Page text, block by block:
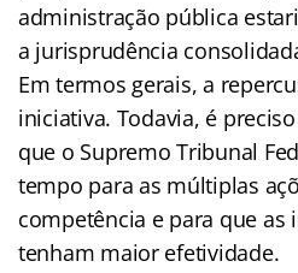
administração pública
a jurisprudência
Em termos gerais, a
iniciativa. Todavia, é
que o Supremo Tribunal
tempo para as múltiplas
competência e para que as
tenham maior efetividade.